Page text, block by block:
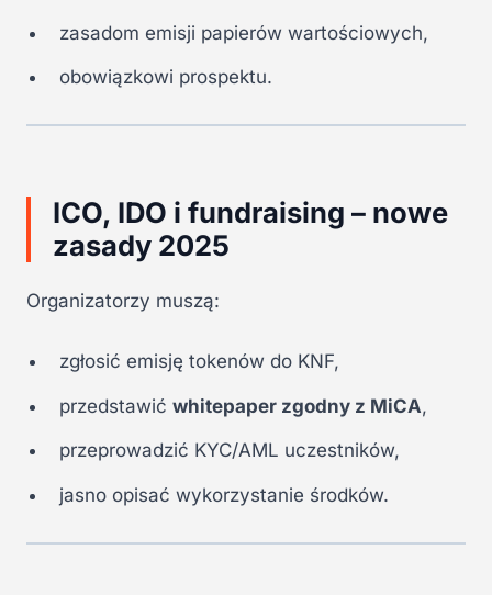
zasadom emisji papierów wartościowych,
obowiązkowi prospektu.
ICO, IDO i fundraising – nowe
zasady 2025
Organizatorzy muszą:
zgłosić emisję tokenów do KNF,
przedstawić whitepaper zgodny z MiCA,
przeprowadzić KYC/AML uczestników,
jasno opisać wykorzystanie środków.